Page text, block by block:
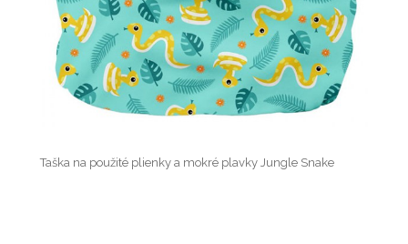
Taška na použité plienky a mokré plavky Jungle Snake